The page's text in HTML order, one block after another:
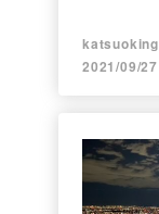
katsuoking
2021/09/27